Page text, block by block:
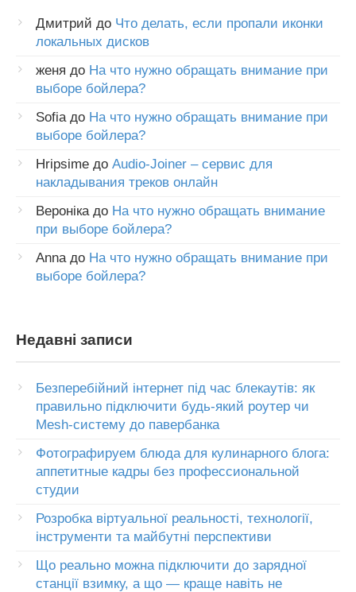
Дмитрий до Что делать, если пропали иконки
локальных дисков
женя до На что нужно обращать внимание при
выборе бойлера?
Sofia до На что нужно обращать внимание при
выборе бойлера?
Hripsime до Audio-Joiner – сервис для
накладывания треков онлайн
Вероніка до На что нужно обращать внимание
при выборе бойлера?
Anna до На что нужно обращать внимание при
выборе бойлера?
Недавні записи
Безперебійний інтернет під час блекаутів: як
правильно підключити будь-який роутер чи
Mesh-систему до павербанка
Фотографируем блюда для кулинарного блога:
аппетитные кадры без профессиональной
студии
Розробка віртуальної реальності, технології,
інструменти та майбутні перспективи
Що реально можна підключити до зарядної
станції взимку, а що — краще навіть не